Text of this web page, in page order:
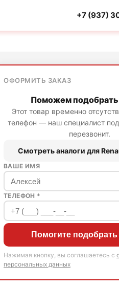
+7 (937)
ОФОРМИТЬ ЗАКАЗ
Поможем подобрать
Этот товар временно
телефон — наш специалист
перезвонит.
Смотреть аналоги для
ВАШЕ ИМЯ
ТЕЛЕФОН *
Помогите подобрать
Нажимая кнопку, вы соглашаетесь с
персональных данных